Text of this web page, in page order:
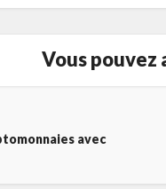
Vous pouvez
avec